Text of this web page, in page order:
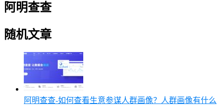
阿明查查
随机文章
阿明查查-如何查看生意参谋人群画像？人群画像有什么